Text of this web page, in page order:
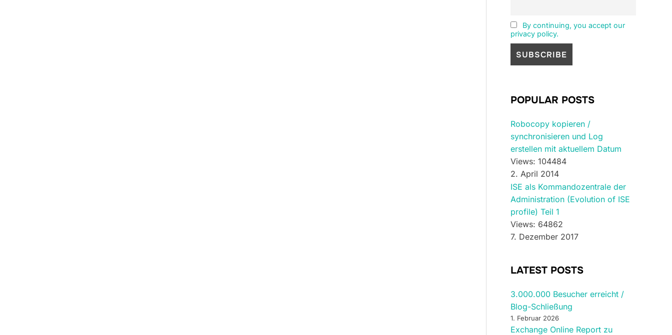
By continuing, you accept our
privacy policy.
POPULAR POSTS
Robocopy kopieren /
synchronisieren und Log
erstellen mit aktuellem Datum
Views: 104484
2. April 2014
ISE als Kommandozentrale der
Administration (Evolution of ISE
profile) Teil 1
Views: 64862
7. Dezember 2017
LATEST POSTS
3.000.000 Besucher erreicht /
Blog-Schließung
1. Februar 2026
Exchange Online Report zu